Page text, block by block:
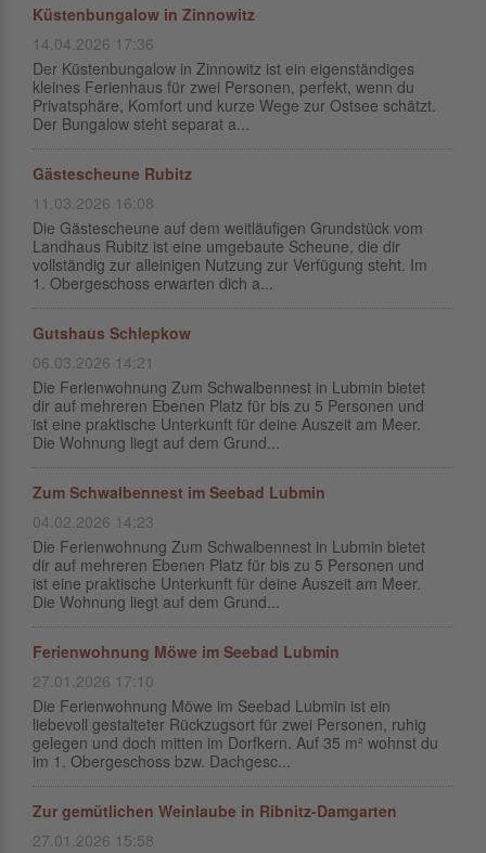
Küstenbungalow in Zinnowitz
14.04.2026 17:36
Der Küstenbungalow in Zinnowitz ist ein eigenständiges
kleines Ferienhaus für zwei Personen, perfekt, wenn du
Privatsphäre, Komfort und kurze Wege zur Ostsee schätzt.
Der Bungalow steht separat a...
Gästescheune Rubitz
11.03.2026 16:08
Die Gästescheune auf dem weitläufigen Grundstück vom
Landhaus Rubitz ist eine umgebaute Scheune, die dir
vollständig zur alleinigen Nutzung zur Verfügung steht. Im
1. Obergeschoss erwarten dich a...
Gutshaus Schlepkow
06.03.2026 14:21
Die Ferienwohnung Zum Schwalbennest in Lubmin bietet
dir auf mehreren Ebenen Platz für bis zu 5 Personen und
ist eine praktische Unterkunft für deine Auszeit am Meer.
Die Wohnung liegt auf dem Grund...
Zum Schwalbennest im Seebad Lubmin
04.02.2026 14:23
Die Ferienwohnung Zum Schwalbennest in Lubmin bietet
dir auf mehreren Ebenen Platz für bis zu 5 Personen und
ist eine praktische Unterkunft für deine Auszeit am Meer.
Die Wohnung liegt auf dem Grund...
Ferienwohnung Möwe im Seebad Lubmin
27.01.2026 17:10
Die Ferienwohnung Möwe im Seebad Lubmin ist ein
liebevoll gestalteter Rückzugsort für zwei Personen, ruhig
gelegen und doch mitten im Dorfkern. Auf 35 m² wohnst du
im 1. Obergeschoss bzw. Dachgesc...
Zur gemütlichen Weinlaube in Ribnitz-Damgarten
27.01.2026 15:58